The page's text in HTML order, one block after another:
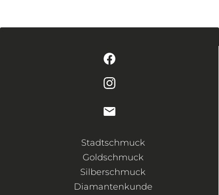
Stadtschmuck
Goldschmuck
Silberschmuck
Diamantenkunde